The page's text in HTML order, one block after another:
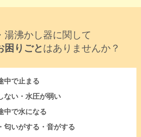
湯沸かし器に関して
困りごとはありませんか？
中で止まる
ない・水圧が弱い
中で水になる
匂いがする・音がする